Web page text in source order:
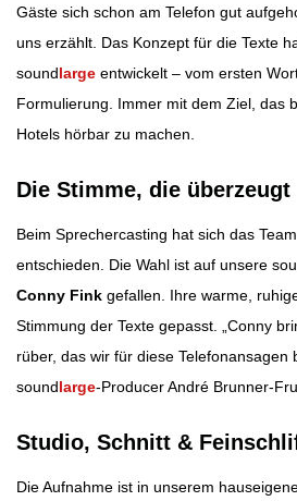
Gäste sich schon am Telefon gut
uns erzählt. Das Konzept für die Texte
soundlarge entwickelt – vom ersten
Formulierung. Immer mit dem Ziel, das
Hotels hörbar zu machen.
Die Stimme, die überzeugt
Beim Sprechercasting hat sich das
entschieden. Die Wahl ist auf unsere
Conny Fink gefallen. Ihre warme,
Stimmung der Texte gepasst. „Conny
rüber, das wir für diese Telefonansagen
soundlarge-Producer André Brunner-
Studio, Schnitt &
Die Aufnahme ist in unserem